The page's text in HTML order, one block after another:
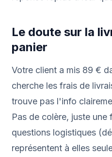
Le doute sur la
panier
Votre client a mis 89 €
cherche les frais de
trouve pas l'info
Pas de colère, juste
questions logistiques
représentent à elles